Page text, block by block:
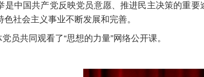
是中国共产党反映党员意愿、推进民主决策的重
社会主义事业不断发展和完善。
员共同观看了“思想的力量”网络公开课。